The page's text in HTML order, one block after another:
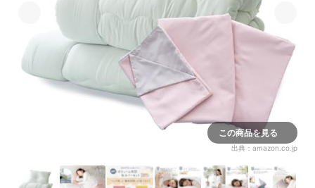
この商品を見る
出典： amazon.co.jp